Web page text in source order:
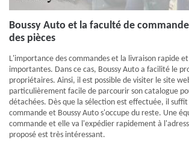
Boussy Auto et la faculté de
des pièces
L'importance des commandes et la livraison rapide
importantes. Dans ce cas, Boussy Auto a facilité le
propriétaires. Ainsi, il est possible de visiter le site
particulièrement facile de parcourir son catalogue
détachées. Dès que la sélection est effectuée, il suffit
commande et Boussy Auto s'occupe du reste. Une
commande et elle va l'expédier rapidement à
proposé est très intéressant.